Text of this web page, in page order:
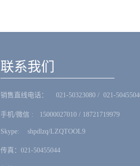
联系我们
销售直线电话：ㅤ 021-50323080 / 021-
手机/微信 :ㅤ15000027010 / 18721719979
Skype: ㅤshpdlzq/LZQTOOL9
传真：021-50455044